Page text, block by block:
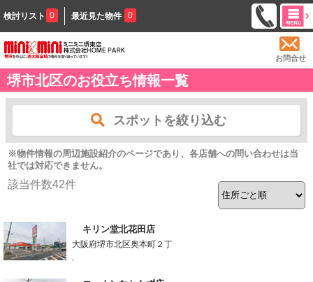
検討リスト 0 最近見た物件 0
お問合せ
堺市北区のお役立ち情報一覧
スポットを絞り込む
※物件情報の周辺施設紹介のページであり、各店舗への問い合わせは当
社では対応できません。
該当件数42件
キリン堂北花田店
大阪府堺市北区奥本町２丁
-